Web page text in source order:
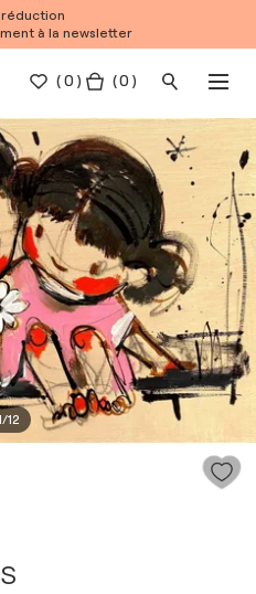
réduction
à la newsletter
(0 ) ( 0 )
/12